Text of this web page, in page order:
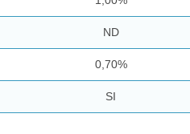
ND
0,70%
SI